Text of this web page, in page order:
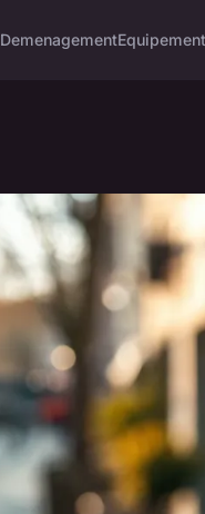
DemenagementEquipement